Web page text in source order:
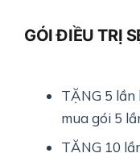
GÓI ĐIỀU TRỊ
TẶNG 5 lần
mua gói 5
TẶNG 10